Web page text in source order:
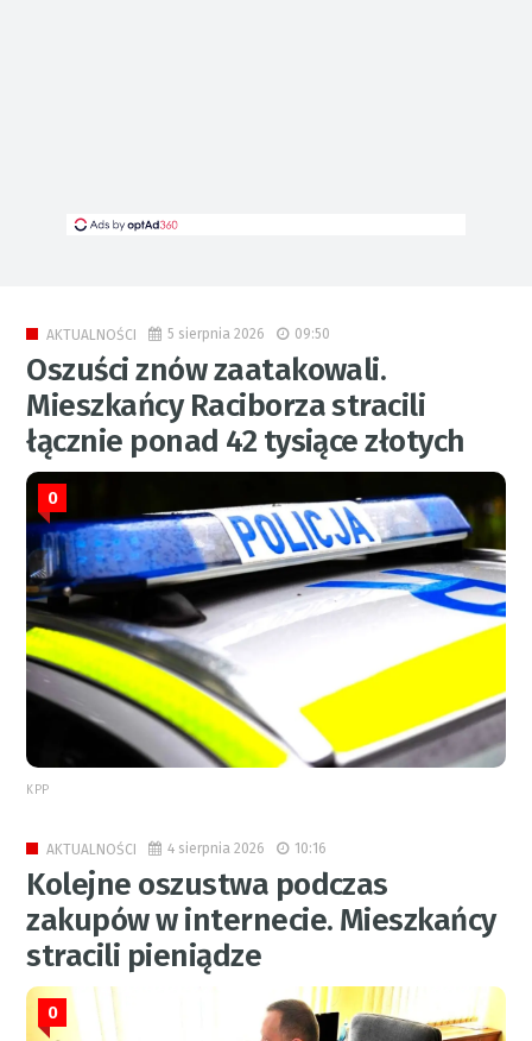
AKTUALNOŚCI 5 sierpnia 2026 09:50
Oszuści znów zaatakowali.
Mieszkańcy Raciborza stracili
łącznie ponad 42 tysiące złotych
0
KPP
AKTUALNOŚCI 4 sierpnia 2026 10:16
Kolejne oszustwa podczas
zakupów w internecie. Mieszkańcy
stracili pieniądze
0